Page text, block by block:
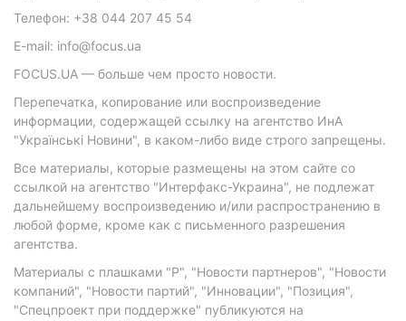
Телефон: +38 044 207 45 54
E-mail: info@focus.ua
FOCUS.UA — больше чем просто новости.
Перепечатка, копирование или воспроизведение
информации, содержащей ссылку на агентство ИнА
"Українські Новини", в каком-либо виде строго запрещены.
Все материалы, которые размещены на этом сайте со
ссылкой на агентство "Интерфакс-Украина", не подлежат
дальнейшему воспроизведению и/или распространению в
любой форме, кроме как с письменного разрешения
агентства.
Материалы с плашками "Р", "Новости партнеров", "Новости
компаний", "Новости партий", "Инновации", "Позиция",
"Спецпроект при поддержке" публикуются на